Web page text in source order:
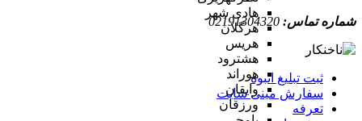
هادی شهر
هرگلان
هریس
هشترود
هوراند
وایقان
ورزقان
شماره تماس: 02191304320
ثبت تبلیغ انبوه
سفارش مینی سایت
تعرفه